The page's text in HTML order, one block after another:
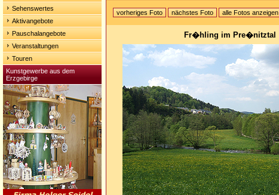
Sehenswertes
Aktivangebote
Pauschalangebote
Veranstaltungen
Touren
Kunstgewerbe aus dem
Erzgebirge
vorheriges Foto nächstes Foto alle Fotos anzeigen
Fr�hling im Pre�nitztal